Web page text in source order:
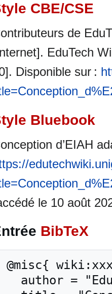
CBE/CSE
de
EduTech
Disponible sur :
Bluebook
d’EIAH
le 10 août
BibTeX